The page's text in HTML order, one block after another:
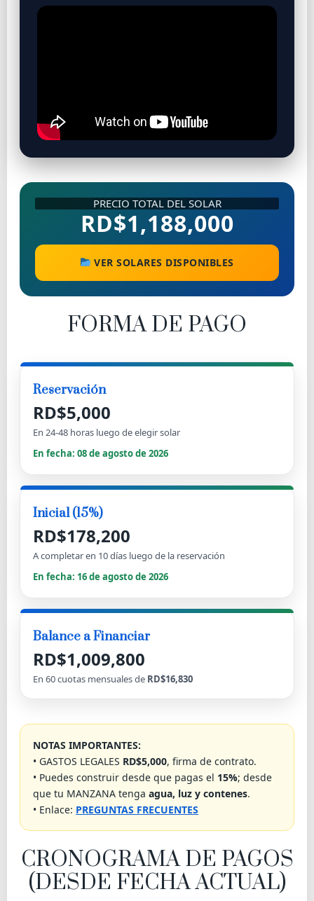
PRECIO TOTAL DEL SOLAR
RD$1,188,000
VER SOLARES DISPONIBLES
FORMA DE PAGO
Reservación
RD$5,000
En 24-48 horas luego de elegir solar
En fecha: 08 de agosto de 2026
Inicial (15%)
RD$178,200
A completar en 10 días luego de la reservación
En fecha: 16 de agosto de 2026
Balance a Financiar
RD$1,009,800
En 60cuotas mensuales de RD$16,830
NOTAS IMPORTANTES:
• GASTOS LEGALES RD$5,000, firma de contrato.
• Puedes construir desde que pagas el 15%; desde
que tu MANZANA tenga agua, luz y contenes.
• Enlace: PREGUNTAS FRECUENTES
CRONOGRAMA DE PAGOS
(DESDE FECHA ACTUAL)